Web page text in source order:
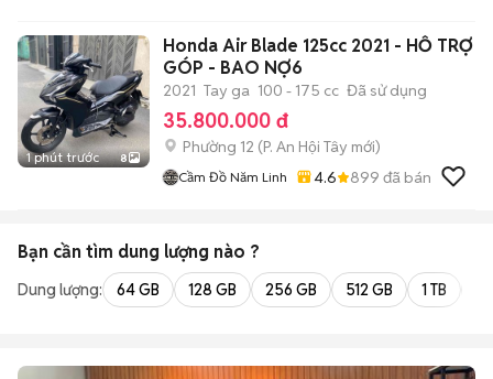
1 phút trước 8
Honda Air Blade 125cc 2021 - HỖ TRỢ
GÓP - BAO NỢ6
2021 Tay ga 100 - 175 cc Đã sử dụng
35.800.000 đ
Phường 12 (P. An Hội Tây mới)
Cầm Đồ Năm Linh 4.6 899 đã bán
Bạn cần tìm dung lượng nào ?
Dung lượng: 64 GB 128 GB 256 GB 512 GB 1 TB